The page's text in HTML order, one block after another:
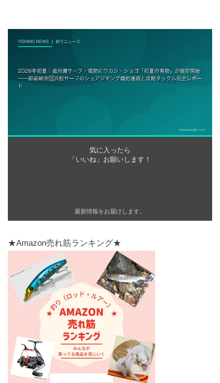
気に入ったら
「いいね」お願いします！
最新情報をお届けします。
★Amazon売れ筋ランキング★